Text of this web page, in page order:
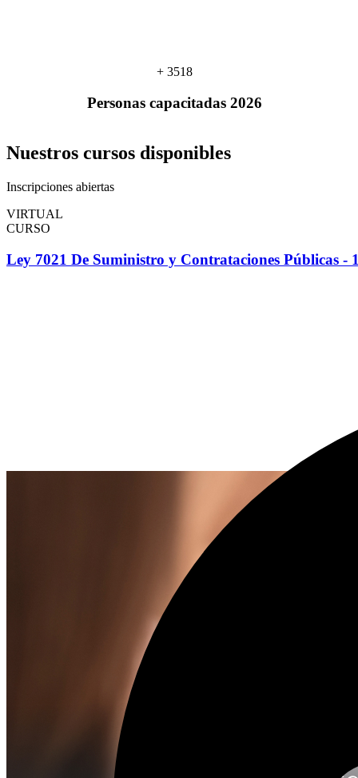
+ 3518
Personas capacitadas 2026
Nuestros cursos disponibles
Inscripciones abiertas
VIRTUAL
CURSO
Ley 7021 De Suministro y Contrataciones Públicas - 1